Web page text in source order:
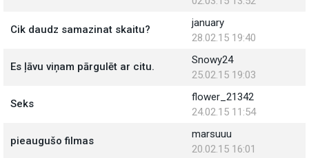
Cik daudz samazinat skaitu?
january
28.02.15 19:40
Es ļāvu viņam pārgulēt ar citu.
Snowy24
25.02.15 19:03
Seks
flower_21342
24.02.15 11:54
pieaugušo filmas
marsuuu
20.02.15 16:01